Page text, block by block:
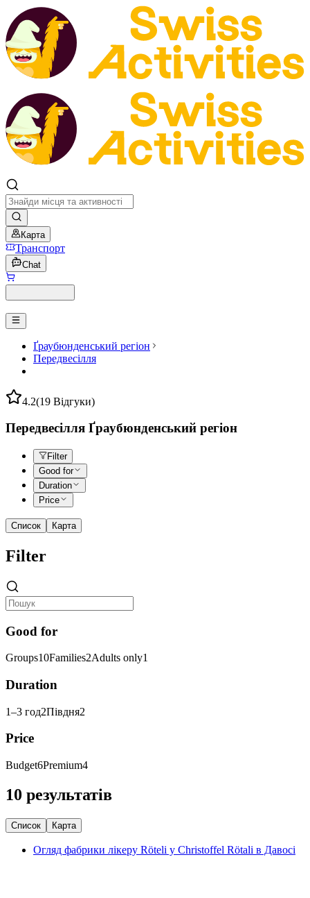
Карта
Транспорт
Chat
Ґраубюнденський регіон
Передвесілля
4.2(19 Відгуки)
Передвесілля Ґраубюнденський регіон
Filter
Good for
Duration
Price
Список Карта
Filter
Good for
Groups10Families2Adults only1
Duration
1–3 год2Півдня2
Price
Budget6Premium4
10 результатів
Список Карта
Огляд фабрики лікеру Röteli у Christoffel Rötali в Давосі